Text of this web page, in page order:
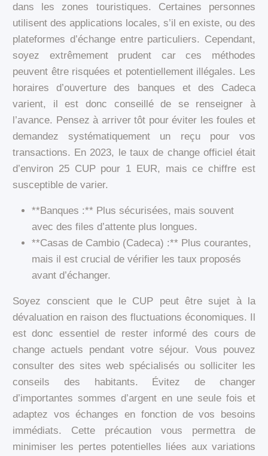
dans les zones touristiques. Certaines personnes
utilisent des applications locales, s’il en existe, ou des
plateformes d’échange entre particuliers. Cependant,
soyez extrêmement prudent car ces méthodes
peuvent être risquées et potentiellement illégales. Les
horaires d’ouverture des banques et des Cadeca
varient, il est donc conseillé de se renseigner à
l’avance. Pensez à arriver tôt pour éviter les foules et
demandez systématiquement un reçu pour vos
transactions. En 2023, le taux de change officiel était
d’environ 25 CUP pour 1 EUR, mais ce chiffre est
susceptible de varier.
**Banques :** Plus sécurisées, mais souvent
avec des files d’attente plus longues.
**Casas de Cambio (Cadeca) :** Plus courantes,
mais il est crucial de vérifier les taux proposés
avant d’échanger.
Soyez conscient que le CUP peut être sujet à la
dévaluation en raison des fluctuations économiques. Il
est donc essentiel de rester informé des cours de
change actuels pendant votre séjour. Vous pouvez
consulter des sites web spécialisés ou solliciter les
conseils des habitants. Évitez de changer
d’importantes sommes d’argent en une seule fois et
adaptez vos échanges en fonction de vos besoins
immédiats. Cette précaution vous permettra de
minimiser les pertes potentielles liées aux variations